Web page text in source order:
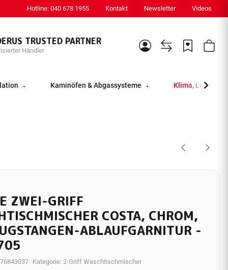
Hotline: 040 678 1955 Kontakt Newsletter Videos
TRUSTED PARTNER
Händler
Kaminöfen & Abgassysteme Klima, Lüftung
ZWEI-GRIFF
COSTA, CHROM,
ABLAUFGARNITUR -
Kategorie: 2-Griff Waschtischmischer